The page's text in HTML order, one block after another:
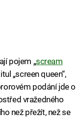
pojem „scream
„screen queen“,
podání jde o
vražedného
než přežít, než se